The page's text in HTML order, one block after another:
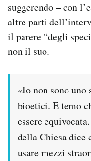
PODCAST
NEWSLETTER
SHOP
CALENDARIO
suggerendo – con
altre parti
il parere “degli
non il suo.
«Io non sono
bioetici. E temo
essere
della Chiesa dice
usare mezzi